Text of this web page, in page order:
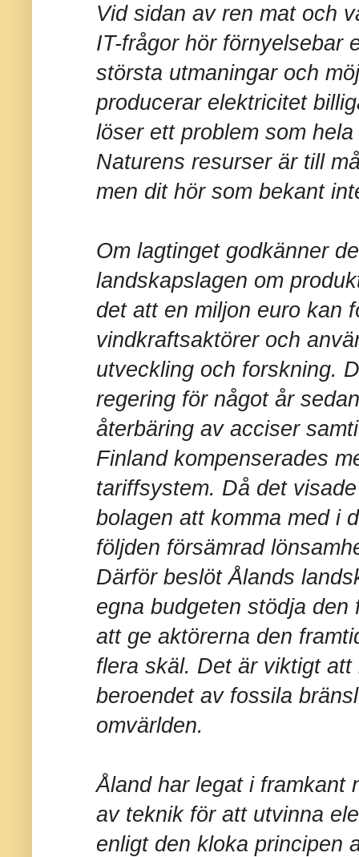
Vid sidan av ren mat och
IT-frågor hör förnyelsebar
största utmaningar och
producerar elektricitet
löser ett problem som
Naturens resurser är till
men dit hör som bekant
Om lagtinget godkänner
landskapslagen om
det att en miljon euro kan
vindkraftsaktörer och
utveckling och forskning.
regering för något år
återbäring av acciser
Finland kompenserades
tariffsystem. Då det
bolagen att komma med i
följden försämrad
Därför beslöt Ålands
egna budgeten stödja
att ge aktörerna den
flera skäl. Det är viktigt
beroendet av fossila
omvärlden.
Åland har legat i framkant
av teknik för att utvinna
enligt den kloka principen